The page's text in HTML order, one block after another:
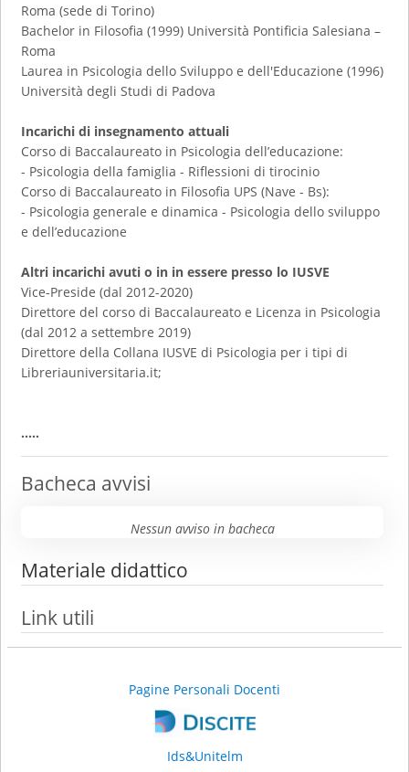
Roma (sede di Torino)
Bachelor in Filosofia (1999) Università Pontificia Salesiana –
Roma
Laurea in Psicologia dello Sviluppo e dell'Educazione (1996)
Università degli Studi di Padova
Incarichi di insegnamento attuali
Corso di Baccalaureato in Psicologia dell’educazione:
- Psicologia della famiglia - Riflessioni di tirocinio
Corso di Baccalaureato in Filosofia UPS (Nave - Bs):
- Psicologia generale e dinamica - Psicologia dello sviluppo
e dell’educazione
Altri incarichi avuti o in in essere presso lo IUSVE
Vice-Preside (dal 2012-2020)
Direttore del corso di Baccalaureato e Licenza in Psicologia
(dal 2012 a settembre 2019)
Direttore della Collana IUSVE di Psicologia per i tipi di
Libreriauniversitaria.it;
.....
Bacheca avvisi
Nessun avviso in bacheca
Materiale didattico
Link utili
Pagine Personali Docenti
Ids&Unitelm